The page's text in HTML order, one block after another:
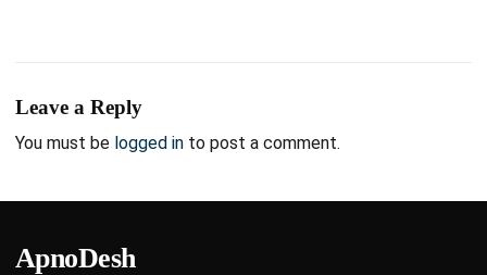
Leave a Reply
You must be logged in to post a comment.
ApnoDesh